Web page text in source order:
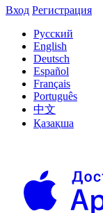
Вход Регистрация
Русский
English
Deutsch
Español
Français
Português
中文
Қазақша